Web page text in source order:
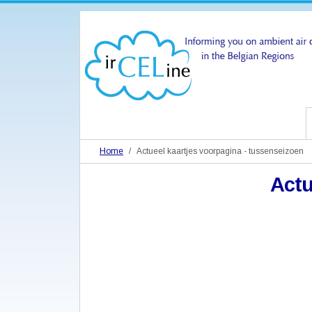
Home Actueel kaartjes voorpagina - tussenseizoen